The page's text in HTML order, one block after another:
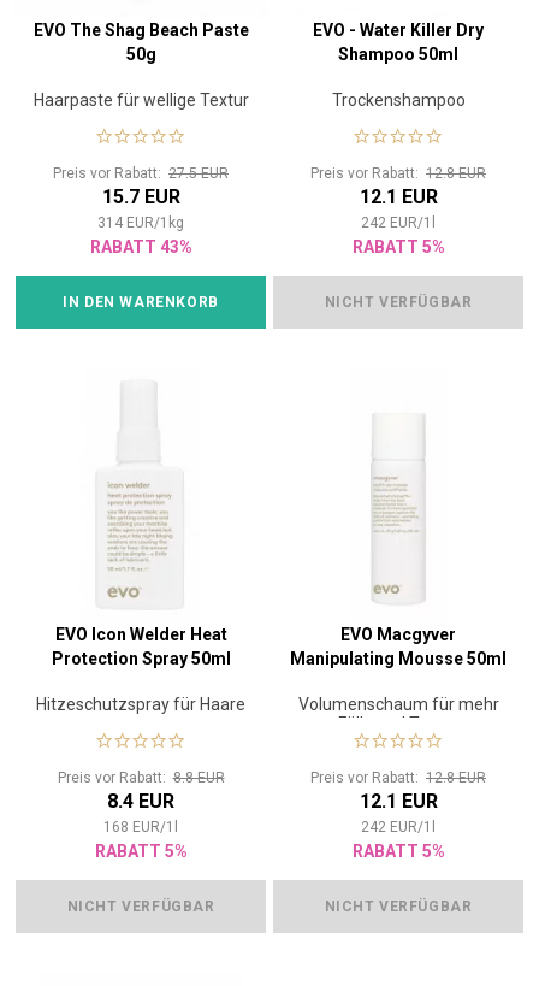
EVO The Shag Beach Paste
50g
Haarpaste für wellige Textur
Preis vor Rabatt: 27.5 EUR
15.7 EUR
314 EUR/1 kg
RABATT 43%
IN DEN WARENKORB
EVO - Water Killer Dry
Shampoo 50ml
Trockenshampoo
Preis vor Rabatt: 12.8 EUR
12.1 EUR
242 EUR/1
RABATT 5%
NICHT VERFÜGBAR
EVO Icon Welder Heat
Protection Spray 50ml
Hitzeschutzspray für Haare
Preis vor Rabatt:8.8 EUR
8.4 EUR
168 EUR/1
RABATT 5%
NICHT VERFÜGBAR
EVO Macgyver
Manipulating Mousse 50ml
Volumenschaum für mehr
Fülle und Textur
Preis vor Rabatt: 12.8 EUR
12.1 EUR
242 EUR/1
RABATT 5%
NICHT VERFÜGBAR